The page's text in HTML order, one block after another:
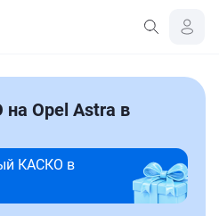
Opel Astra в
КАСКО в